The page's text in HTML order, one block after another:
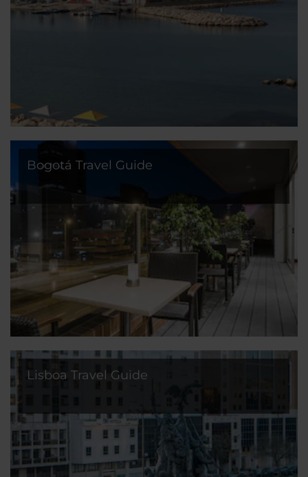
Bogotá Travel Guide
Lisboa Travel Guide